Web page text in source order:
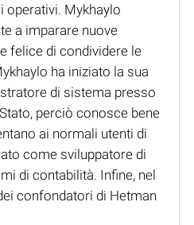
operativi. Mykhaylo
a imparare nuove
felice di condividere le
ha iniziato la sua
di sistema presso
perciò conosce bene
ai normali utenti di
come sviluppatore di
di contabilità. Infine, nel
confondatori di Hetman